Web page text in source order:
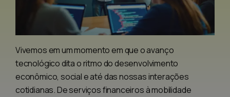
Vivemos em um momento em que o avanço
tecnológico dita o ritmo do desenvolvimento
econômico, social e até das nossas interações
cotidianas. De serviços financeiros à mobilidade